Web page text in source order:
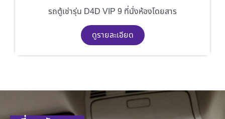
รถตู้เช่ารุ่น D4D VIP 9 ที่นั่งห้องโดยสาร
ดูรายละเอียด